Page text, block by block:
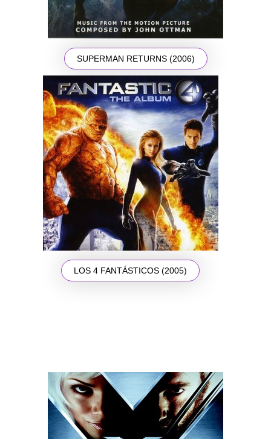
LOS 4 FANTÁSTICOS (2005)
SUPERMAN RETURNS (2006)